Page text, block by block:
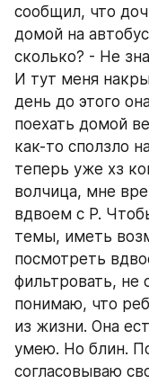
сообщил, что
домой на
сколько? - Не
И тут меня
день до этого
поехать домой
как-то сползло
теперь уже хз
волчица, мне
вдвоем с Р.
темы, иметь
посмотреть
фильтровать, не
понимаю, что
из жизни. Она
умею. Но блин.
согласовываю